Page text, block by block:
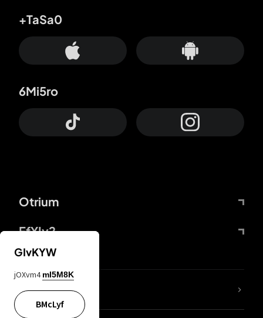
Otrium
FfYIy2
+TaSa0
6Mi5ro
Lj7sBL
GIvKYW
jOXvm4 mI5M8K
BMcLyf